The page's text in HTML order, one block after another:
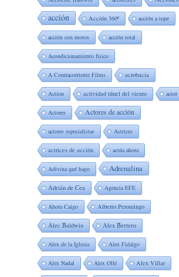
acción Acción 360º acción a tope
acción con motos acción total
Acondicionamiento físico
A Contracorriente Films acrobacia
Action actividad túnel del viento actor
Actores Actores de acción
actores especialistas Actrices
actrices de acción actúa ahora
Adivina qué hago Adrenalina
Adrián de Cea Agencia EFE
Ahora Caigo Alberto Peromingo
Alec Baldwin Alex Bertero
Alex de la Iglesia Alex Fidalgo
Alex Nadal Alex Ollé Alex Villar